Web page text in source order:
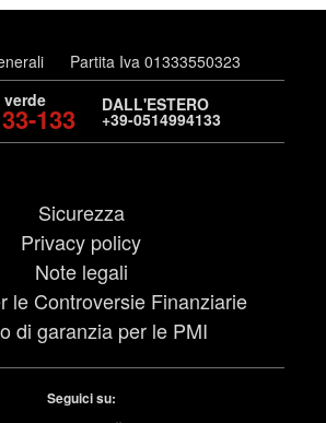
Partita Iva 01333550323
verde
133 DALL'ESTERO
+39-0514994133
Sicurezza
Privacy policy
Note legali
le Controversie Finanziarie
di garanzia per le PMI
Seguici su: